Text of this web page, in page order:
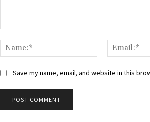
Name:*
Save my name, email, and website in this